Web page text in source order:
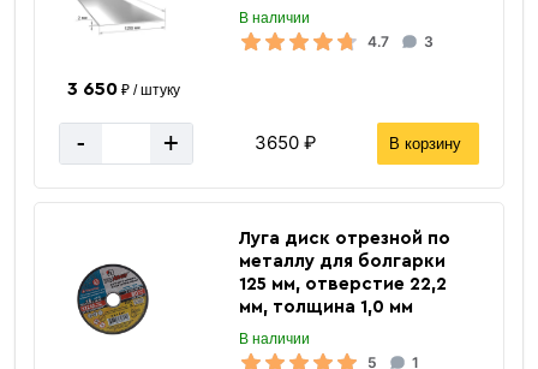
В наличии
4.7 3
3 650₽ / штуку
- + 3650 ₽ В корзину
Луга диск отрезной по
металлу для болгарки
125 мм, отверстие 22,2
мм, толщина 1,0 мм
В наличии
5 1
Площадь сечения профиля 3.74 см2
Метров в 1 тонне профиля 341,29м
Толщина стенки